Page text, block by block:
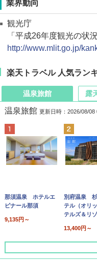
業界動向
観光庁
「平成26年度観光の状
http://www.mlit.go.jp/
楽天トラベル 人気ラン
温泉旅館
温泉旅館 更新日時：2026/08/08
那須温泉 ホテルエ
ピナール那須
9,135円～
別府温泉
テル（オリ
テルズ＆リゾ
13,400円～
露